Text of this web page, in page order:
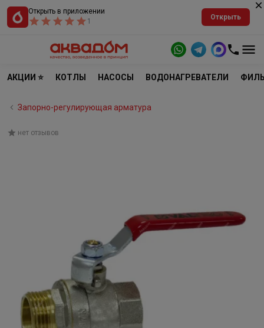
Открыть в приложении
1
Открыть
АКЦИИ ⭐ КОТЛЫ НАСОСЫ ВОДОНАГРЕВАТЕЛИ
Запорно-регулирующая арматура
нет отзывов